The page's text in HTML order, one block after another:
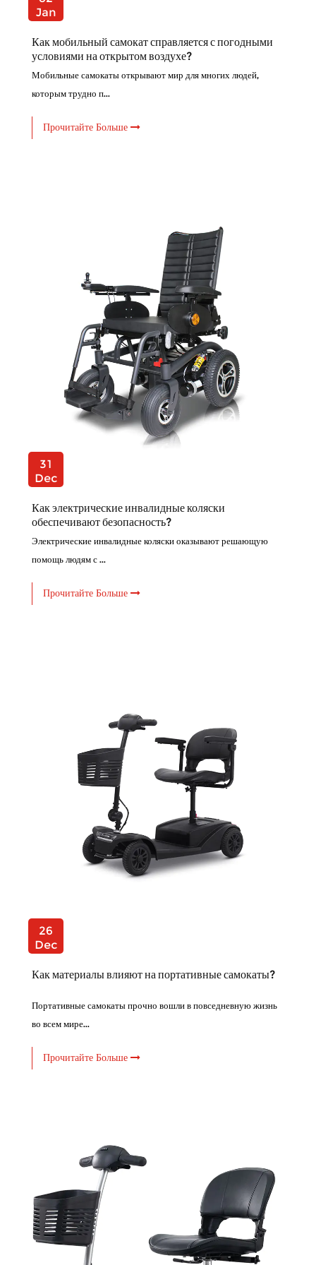
Jan
Как мобильный самокат справляется с погодными
условиями на открытом воздухе?
Мобильные самокаты открывают мир для многих людей,
которым трудно п...
Прочитайте Больше
31
Dec
Как электрические инвалидные коляски
обеспечивают безопасность?
Электрические инвалидные коляски оказывают решающую
помощь людям с ...
Прочитайте Больше
26
Dec
Как материалы влияют на портативные самокаты?
Портативные самокаты прочно вошли в повседневную жизнь
во всем мире...
Прочитайте Больше